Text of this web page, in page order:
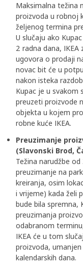
Maksimalna težina
proizvoda u robnoj
željenog termina
U slučaju ako
2 radna dana,
ugovora o prodaji
novac bit će u
nakon isteka
Kupac je u svakom
preuzeti proizvode
objekta u kojem
robne kuće IKEA.
Preuzimanje
(Slavonski Brod,
Težina narudžbe
preuzimanje na
kreiranja, osim
i vrijeme) kada želi
bude bila spremna,
preuzimanja
odabranom
IKEA će u tom
proizvoda,
kalendarskih dana.